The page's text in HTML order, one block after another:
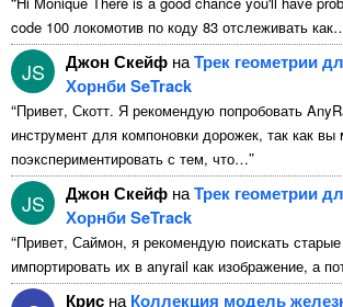
code 100 локомотив по коду 83 отслеживать
JS Джон Скейф наТрек геометрии
Хорнби SeTrack
“Привет, Скотт. Я рекомендую попробовать
инструмент для компоновки дорожек, так как
поэкспериментировать с тем, что…”
JS Джон Скейф наТрек геометрии
Хорнби SeTrack
“Привет, Саймон, я рекомендую поискать
импортировать их в anyrail как изображение, а
Крис на Коллекция модель